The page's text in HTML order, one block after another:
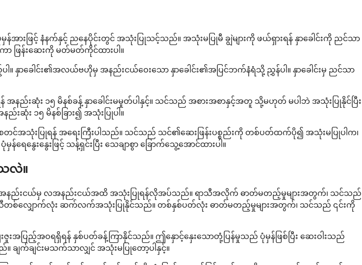
န်အားဖြင့် နံနက်နှင့် ညနေပိုင်းတွင် အသုံးပြုသင့်သည်။ အသုံးမပြုမီ ချွဲများကို ဖယ်ရှားရန် နှာခေါင်းကို ညင်သာ
ာ ဖြန်းဆေးကို မတ်မတ်ကိုင်ထားပါ။
ပါ။ နှာခေါင်း၏အလယ်ဗဟိုမှ အနည်းငယ်ဝေးသော နှာခေါင်း၏အပြင်ဘက်နံရံသို့ ညွှန်ပါ။ နှာခေါင်းမှ ညင်သာ
န် အနည်းဆုံး ၁၅ မိနစ်ခန့် နှာခေါင်းမမှုတ်ပါနှင့်။ သင်သည် အစားအစာနှင့်အတူ သို့မဟုတ် မပါဘဲ အသုံးပြုနိုင်ပြီး
ည်းဆုံး ၁၅ မိနစ်ခြား၍ အသုံးပြုပါ။
စတင်အသုံးပြုရန် အရေးကြီးပါသည်။ သင်သည် သင်၏ဆေးဖြန်းပစ္စည်းကို တစ်ပတ်ထက်ပို၍ အသုံးမပြုပါက၊
နွေးနွေးဖြင့် သန့်ရှင်းပြီး သေချာစွာ ခြောက်သွေ့အောင်ထားပါ။
သလဲ။
တပတ်အနည်းငယ်မှ လအနည်းငယ်အထိ အသုံးပြုရန်လိုအပ်သည်။ ရာသီအလိုက် ဓာတ်မတည့်မှုများအတွက်၊ သင်သည်
စ်လျှောက်လုံး ဆက်လက်အသုံးပြုနိုင်သည်။ တစ်နှစ်ပတ်လုံး ဓာတ်မတည့်မှုများအတွက်၊ သင်သည် ၎င်းကို
ည့်အဝရရှိရန် နှစ်ပတ်ခန့်ကြာနိုင်သည်။ ဤနှောင့်နှေးသောတုံ့ပြန်မှုသည် ပုံမှန်ဖြစ်ပြီး ဆေးဝါးသည်
။ ချက်ချင်းမသက်သာလျှင် အသုံးမပြုတော့ပါနှင့်။